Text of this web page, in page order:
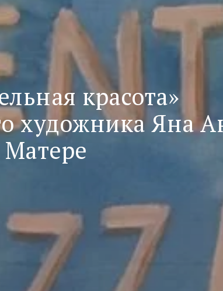
красота»
художника Яна
Матере